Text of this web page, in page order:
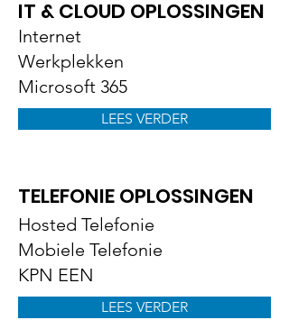
IT & CLOUD OPLOSSINGEN
Internet
Werkplekken
Microsoft 365
LEES VERDER
TELEFONIE OPLOSSINGEN
Hosted Telefonie
Mobiele Telefonie
KPN EEN
LEES VERDER